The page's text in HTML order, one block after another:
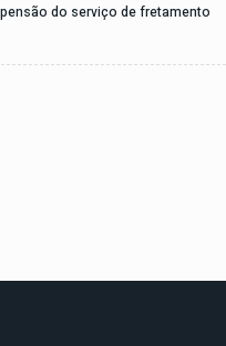
do serviço de fretamento